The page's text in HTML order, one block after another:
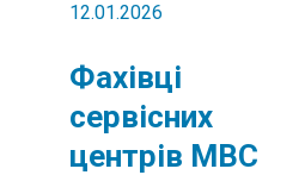
12.01.2026
Фахівці
сервісних
центрів МВС